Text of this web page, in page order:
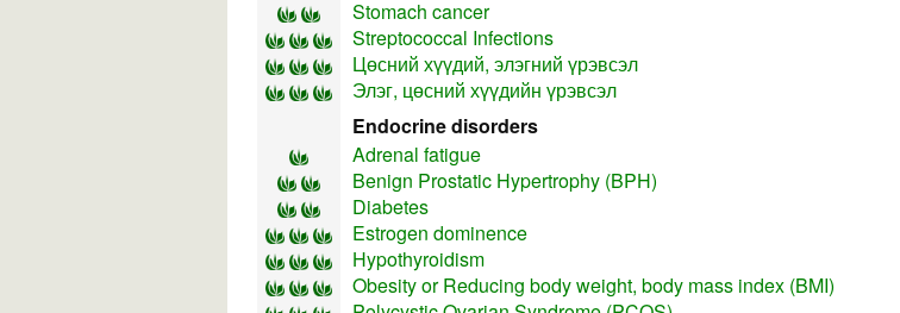
Stomach cancer
Streptococcal Infections
Цөсний хүүдий, элэгний үрэвсэл
Элэг, цөсний хүүдийн үрэвсэл
Endocrine disorders
Adrenal fatigue
Benign Prostatic Hypertrophy (BPH)
Diabetes
Estrogen dominence
Hypothyroidism
Obesity or Reducing body weight, body mass index (BMI)